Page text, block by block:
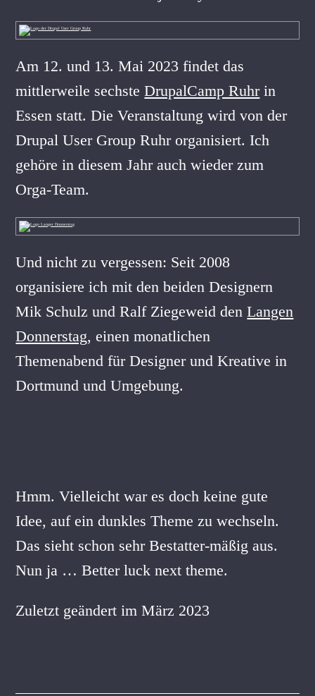
Am 12. und 13. Mai 2023 findet das
mittlerweile sechsteDrupalCamp Ruhrin
Essen statt. Die Veranstaltung wird von der
Drupal User Group Ruhr organisiert. Ich
gehöre in diesem Jahr auch wieder zum
Orga-Team.
Und nicht zu vergessen: Seit 2008
organisiere ich mit den beiden Designern
Mik Schulz und Ralf Ziegeweid denLangen
Donnerstag, einen monatlichen
Themenabend für Designer und Kreative in
Dortmund und Umgebung.
Hmm. Vielleicht war es doch keine gute
Idee, auf ein dunkles Theme zu wechseln.
Das sieht schon sehr Bestatter-mäßig aus.
Nun ja … Better luck next theme.
Zuletzt geändert im März 2023